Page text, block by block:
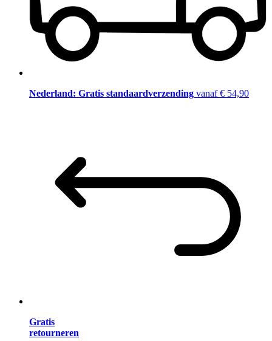
Nederland: Gratis standaardverzending vanaf € 54,90
Gratis
retourneren